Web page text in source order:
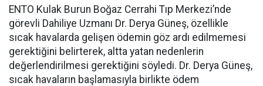
ENTO Kulak Burun Boğaz Cerrahi Tıp Merkezi’nde
görevli Dahiliye Uzmanı Dr. Derya Güneş, özellikle
sıcak havalarda gelişen ödemin göz ardı edilmemesi
gerektiğini belirterek, altta yatan nedenlerin
değerlendirilmesi gerektiğini söyledi. Dr. Derya Güneş,
sıcak havaların başlamasıyla birlikte ödem